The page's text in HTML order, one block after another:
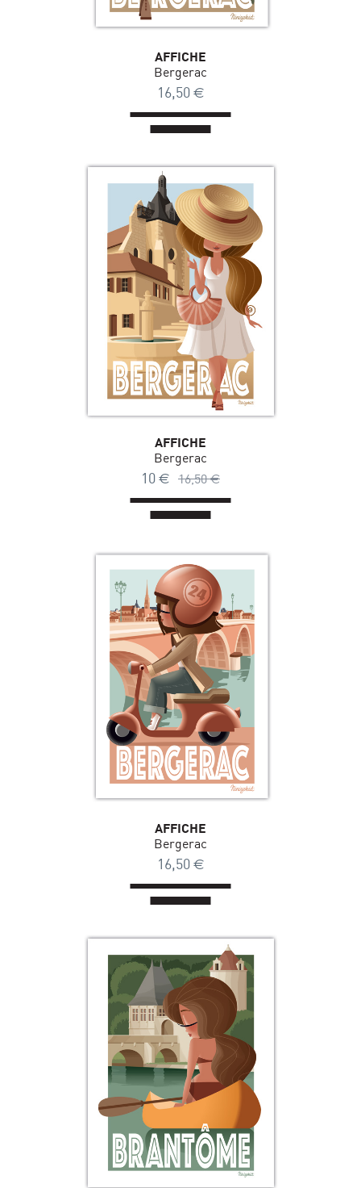
AFFICHE
Bergerac
16,50 €
AFFICHE
Bergerac
10 € 16,50€
AFFICHE
Bergerac
16,50 €